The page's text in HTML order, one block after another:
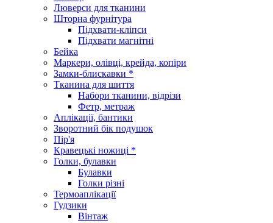
Люверси для тканини
Шторна фурнітура
Підхвати-кліпси
Підхвати магнітні
Бейка
Маркери, олівці, крейда, копіри
Замки-блискавки *
Тканина для шиття
Набори тканини, відрізи
Фетр, метраж
Аплікації, бантики
Зворотний бік подушок
Пір'я
Кравецькі ножиці *
Голки, булавки
Булавки
Голки різні
Термоаплікації
Гудзики
Вінтаж